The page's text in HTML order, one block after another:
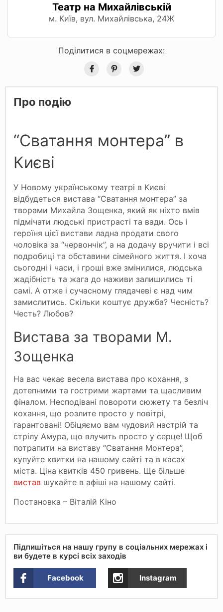
Театр на Михайлівській
м. Київ, вул. Михайлівська, 24Ж
Поділитися в соцмережах:
Про подію
“Сватання монтера” в
Києві
У Новому українському театрі в Києві
відбудеться вистава “Сватання монтера” за
творами Михайла Зощенка, який як ніхто вмів
підмічати людські пристрасті та вади. Ось і
героїня цієї вистави ладна продати свого
чоловіка за “червончік”, а на додачу вручити і всі
подробиці та обставини сімейного життя. І хоча
сьогодні і часи, і гроші вже змінилися, людська
жадібність та жага до наживи залишились ті
самі. А отже і сучасному глядачеві є над чим
замислитись. Скільки коштує дружба? Чесність?
Честь? Любов?
Вистава за творами М.
Зощенка
На вас чекає весела вистава про кохання, з
дотепними та гострими жартами та щасливим
фіналом. Несподівані повороти сюжету та безліч
кохання, що розлите просто у повітрі,
гарантовані! Обіцяємо вам чудовий настрій та
стрілу Амура, що влучить просто у серце! Щоб
потрапити на виставу “Сватання Монтера”,
купуйте квитки на нашому сайті та в касах
міста. Ціна квитків 450 гривень. Ще більше
вистав шукайте в афіші на нашому сайті.
Постановка – Віталій Кіно
Підпишіться на нашу групу в соціальних мережах і
ви будете в курсі всіх заходів
Facebook Instagram